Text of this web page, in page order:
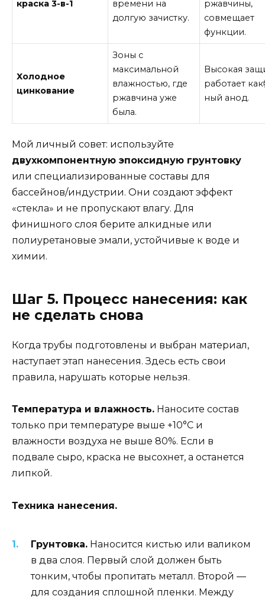
краска 3-в-1
времени на
долгую зачистку.
ржавчины,
совмещает
функции.
Холодное
цинкование
Зоны с
максимальной
влажностью, где
ржавчина уже
была.
Высокая
работает как
ный анод.
Мой личный совет: используйте
двухкомпонентную эпоксидную грунтовку
или специализированные составы для
бассейнов/индустрии. Они создают эффект
«стекла» и не пропускают влагу. Для
финишного слоя берите алкидные или
полиуретановые эмали, устойчивые к воде и
химии.
Шаг 5. Процесс нанесения: как
не сделать снова
Когда трубы подготовлены и выбран материал,
наступает этап нанесения. Здесь есть свои
правила, нарушать которые нельзя.
Температура и влажность. Наносите состав
только при температуре выше +10°C и
влажности воздуха не выше 80%. Если в
подвале сыро, краска не высохнет, а останется
липкой.
Техника нанесения.
Грунтовка. Наносится кистью или валиком
в два слоя. Первый слой должен быть
тонким, чтобы пропитать металл. Второй —
для создания сплошной пленки. Между